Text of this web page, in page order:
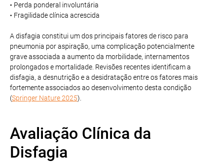
• Perda ponderal involuntária
• Fragilidade clínica acrescida
A disfagia constitui um dos principais fatores de risco para
pneumonia por aspiração, uma complicação potencialmente
grave associada a aumento da morbilidade, internamentos
prolongados e mortalidade. Revisões recentes identificam a
disfagia, a desnutrição e a desidratação entre os fatores mais
fortemente associados ao desenvolvimento desta condição
(Springer Nature 2025).
Avaliação Clínica da
Disfagia